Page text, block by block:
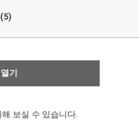
기
보실 수 있습니다.